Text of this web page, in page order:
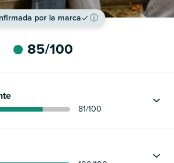
por la marca ⓘ
85/100
81/100